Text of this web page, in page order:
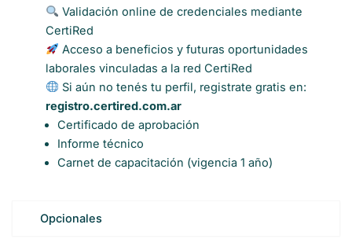
Opcionales
Validación online de credenciales mediante
CertiRed
Acceso a beneficios y futuras oportunidades
laborales vinculadas a la red CertiRed
Si aún no tenés tu perfil, registrate gratis en:
registro.certired.com.ar
Certificado de aprobación
Informe técnico
Carnet de capacitación (vigencia 1 año)